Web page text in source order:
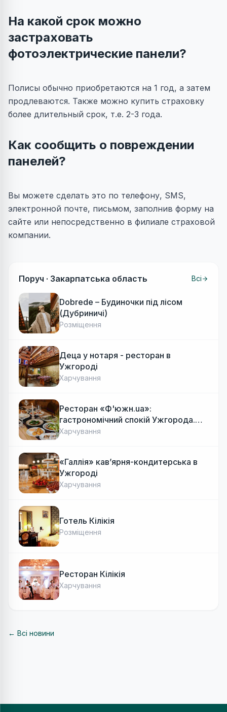
На какой срок можно
застраховать
фотоэлектрические панели?
Полисы обычно приобретаются на 1 год, а затем
продлеваются. Также можно купить страховку
более длительный срок, т.е. 2-3 года.
Как сообщить о повреждении
панелей?
Вы можете сделать это по телефону, SMS,
электронной почте, письмом, заполнив форму на
сайте или непосредственно в филиале страховой
компании.
Поруч · Закарпатська область Всі
Dobrede – Будиночки під лісом
(Дубриничі)
Розміщення
Деца у нотаря - ресторан в
Ужгороді
Харчування
Ресторан «Ф'южн.ua»:
гастрономічний спокій Ужгорода.
Авторська локальна кухня, затишок
Харчування
«Галлія» кав’ярня-кондитерська в
Ужгороді
Харчування
Готель Кілікія
Розміщення
Ресторан Кілікія
Харчування
← Всі новини